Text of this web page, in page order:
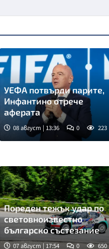
УЕФА потвърди парите,
Инфантино отрече
аферата
08 август | 13:36 0 223
Пореден тежък удар по
световноизвестно
българско състезание
07 август | 17:54 0 650